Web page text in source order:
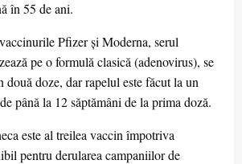
în 55 de ani.
Pfizer și Moderna, serul
pe o formulă clasică (adenovirus), se
două doze, dar rapelul este făcut la un
până la 12 săptămâni de la prima doză.
este al treilea vaccin împotriva
pentru derularea campaniilor de